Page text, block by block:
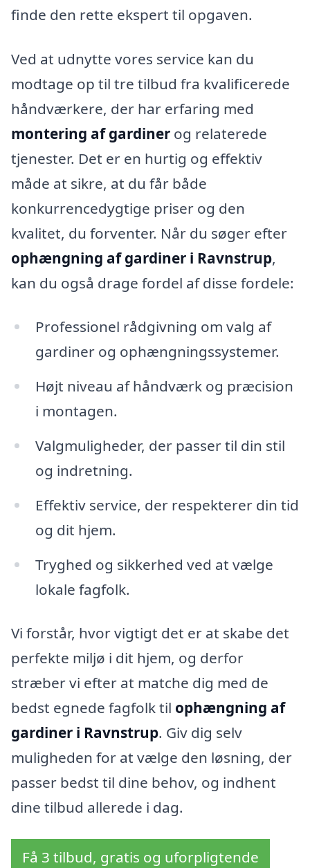
finde den rette ekspert til opgaven.
Ved at udnytte vores service kan du
modtage op til tre tilbud fra kvalificerede
håndværkere, der har erfaring med
montering af gardiner og relaterede
tjenester. Det er en hurtig og effektiv
måde at sikre, at du får både
konkurrencedygtige priser og den
kvalitet, du forventer. Når du søger efter
ophængning af gardiner i Ravnstrup,
kan du også drage fordel af disse fordele:
Professionel rådgivning om valg af
gardiner og ophængningssystemer.
Højt niveau af håndværk og præcision
i montagen.
Valgmuligheder, der passer til din stil
og indretning.
Effektiv service, der respekterer din tid
og dit hjem.
Tryghed og sikkerhed ved at vælge
lokale fagfolk.
Vi forstår, hvor vigtigt det er at skabe det
perfekte miljø i dit hjem, og derfor
stræber vi efter at matche dig med de
bedst egnede fagfolk til ophængning af
gardiner i Ravnstrup. Giv dig selv
muligheden for at vælge den løsning, der
passer bedst til dine behov, og indhent
dine tilbud allerede i dag.
Få 3 tilbud, gratis og uforpligtende